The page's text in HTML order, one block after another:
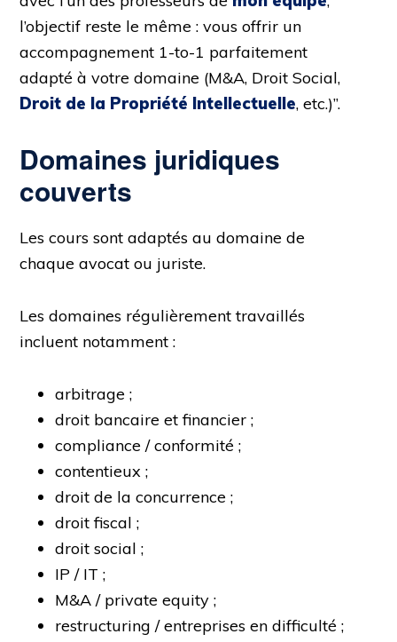
l’objectif reste le même : vous offrir un
accompagnement 1-to-1 parfaitement
adapté à votre domaine (M&A, Droit Social,
Droit de la Propriété Intellectuelle, etc.)”.
Domaines juridiques
couverts
Les cours sont adaptés au domaine de
chaque avocat ou juriste.
Les domaines régulièrement travaillés
incluent notamment :
arbitrage ;
droit bancaire et financier ;
compliance / conformité ;
contentieux ;
droit de la concurrence ;
droit fiscal ;
droit social ;
IP / IT ;
M&A / private equity ;
restructuring / entreprises en difficulté ;